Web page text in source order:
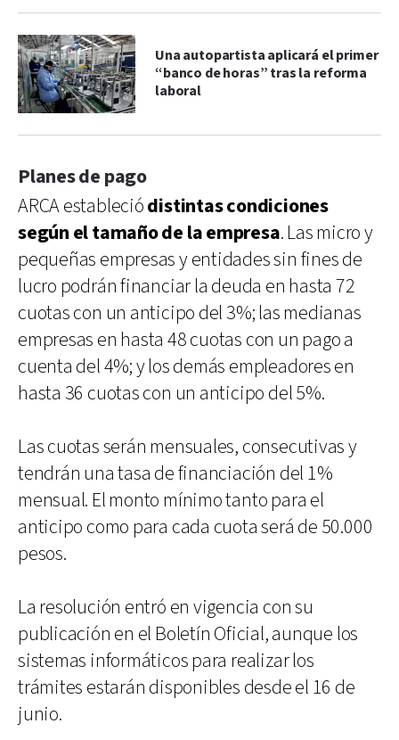
Una autopartista aplicará el primer
“banco de horas” tras la reforma
laboral
Planes de pago
ARCA estableciódistintas condiciones
según el tamaño de la empresa. Las micro y
pequeñas empresas y entidades sin fines de
lucro podrán financiar la deuda en hasta 72
cuotas con un anticipo del 3%; las medianas
empresas en hasta 48 cuotas con un pago a
cuenta del 4%; y los demás empleadores en
hasta 36 cuotas con un anticipo del 5%.
Las cuotas serán mensuales, consecutivas y
tendrán una tasa de financiación del 1%
mensual. El monto mínimo tanto para el
anticipo como para cada cuota será de 50.000
pesos.
La resolución entró en vigencia con su
publicación en el Boletín Oficial, aunque los
sistemas informáticos para realizar los
trámites estarán disponibles desde el 16 de
junio.